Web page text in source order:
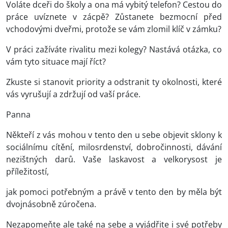
Voláte dceři do školy a ona má vybitý telefon? Cestou do
práce uvíznete v zácpě? Zůstanete bezmocní před
vchodovými dveřmi, protože se vám zlomil klíč v zámku?
V práci zažíváte rivalitu mezi kolegy? Nastává otázka, co
vám tyto situace mají říct?
Zkuste si stanovit priority a odstranit ty okolnosti, které
vás vyrušují a zdržují od vaší práce.
Panna
Někteří z vás mohou v tento den u sebe objevit sklony k
sociálnímu cítění, milosrdenství, dobročinnosti, dávání
nezištných darů. Vaše laskavost a velkorysost je
příležitostí,
jak pomoci potřebným a právě v tento den by měla být
dvojnásobně zúročena.
Nezapomeňte ale také na sebe a vyjádřite i své potřeby